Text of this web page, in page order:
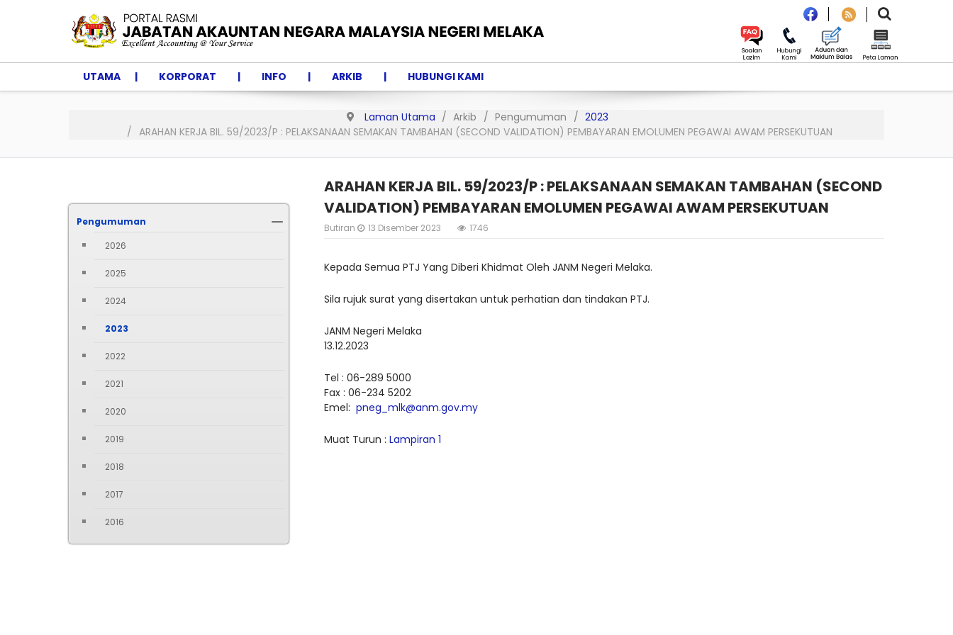
UTAMA KORPORAT INFO ARKIB HUBUNGI KAMI
Laman Utama Arkib Pengumuman
2023
ARAHAN KERJA BIL. 59/2023/P : PELAKSANAAN SEMAKAN TAMBAHAN (SECOND VALIDATION) PEMBAYARAN EMOLUMEN PEGAWAI AWAM PERSEKUTUAN
Pengumuman
2026
2025
2024
2023
2022
2021
2020
2019
2018
2017
2016
ARAHAN KERJA BIL. 59/2023/P : PELAKSANAAN SEMAKAN TAMBAHAN (SECOND
VALIDATION) PEMBAYARAN EMOLUMEN PEGAWAI AWAM PERSEKUTUAN
Butiran 13 Disember 2023 1746
Kepada Semua PTJ Yang Diberi Khidmat Oleh JANM Negeri Melaka.
Sila rujuk surat yang disertakan untuk perhatian dan tindakan PTJ.
JANM Negeri Melaka
13.12.2023
Tel : 06-289 5000
Fax : 06-234 5202
Emel: pneg_mlk@anm.gov.my
Muat Turun : Lampiran 1